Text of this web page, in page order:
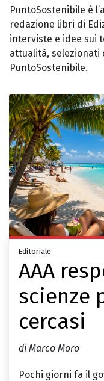
PuntoSostenibile è
redazione libri di
interviste e idee sui
attualità, selezionati
PuntoSostenibile.
Editoriale
AAA
scienze
cercasi
di Marco Moro
Pochi giorni fa il